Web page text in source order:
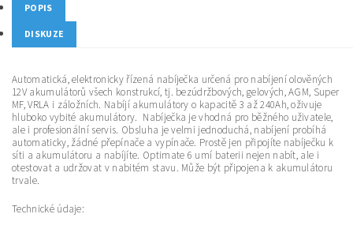
POPIS
DISKUZE
Automatická, elektronicky řízená nabíječka určená pro nabíjení olověných
12V akumulátorů všech konstrukcí, tj. bezúdržbových, gelových, AGM, Super
MF, VRLA i záložních. Nabíjí akumulátory o kapacitě 3 až 240Ah, oživuje
hluboko vybité akumulátory. Nabíječka je vhodná pro běžného uživatele,
ale i profesionální servis. Obsluha je velmi jednoduchá, nabíjení probíhá
automaticky, žádné přepínače a vypínače. Prostě jen připojíte nabíječku k
síti a akumulátoru a nabíjíte. Optimate 6 umí baterii nejen nabít, ale i
otestovat a udržovat v nabitém stavu. Může být připojena k akumulátoru
trvale.
Technické údaje: